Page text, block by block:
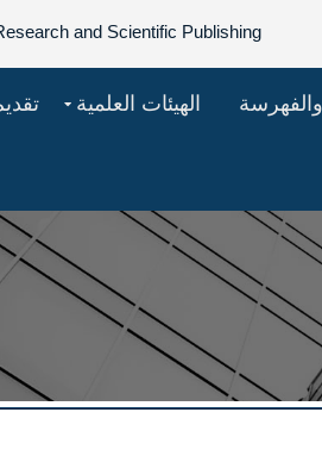
and Scientific Publishing
الهيئات العلمية